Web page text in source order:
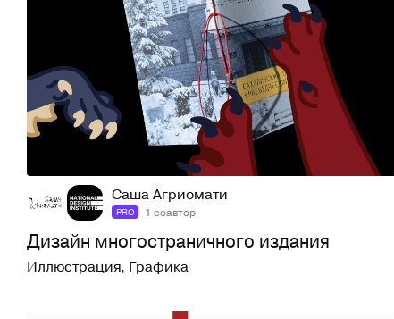
68 776
Саша Агриомати
PRO 1 соавтор
Дизайн многостраничного издания
Иллюстрация, Графика